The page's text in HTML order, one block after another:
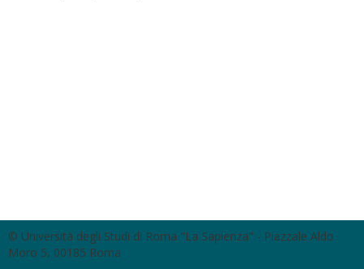
© Università degli Studi di Roma "La Sapienza" - Piazzale Aldo
Moro 5, 00185 Roma